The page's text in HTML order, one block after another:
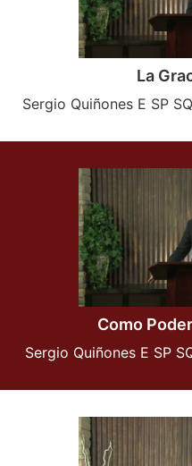
La
Sergio Quiñones E SP
Como
Sergio Quiñones E SP